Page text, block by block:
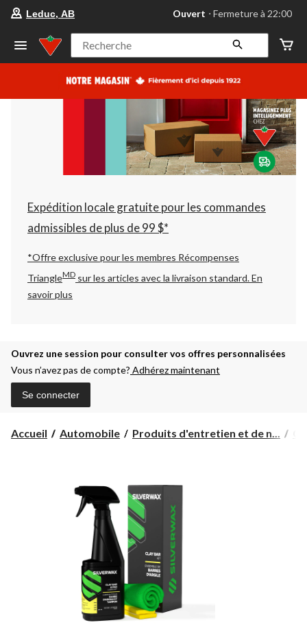
votre
préféré
Leduc,
AB,
courament
Fermeture
à
22:00
cliquer
pour
changer
Leduc, AB Ouvert ⋅ Fermeture à 22:00
Recherche
Expédition locale gratuite pour les commandes
admissibles de plus de 99 $*
*Offre exclusive pour les membres Récompenses
TriangleMD sur les articles avec la livraison standard.En
savoir plus
Ouvrez une session pour consulter vos offres personnalisées
Vous n’avez pas de compte? Adhérez maintenant
Se connecter
Accueil Automobile Produits d'entretien et de n...